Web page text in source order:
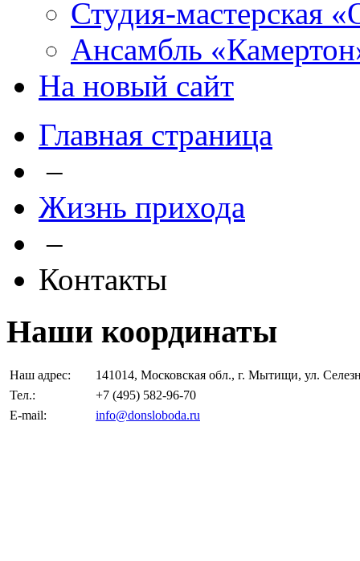
Студия-мастерская
Ансамбль
На новый сайт
Главная страница
–
Жизнь прихода
–
Контакты
Наши координаты
Наш адрес:
141014, Московская обл., г. Мытищи, ул.
Тел.:
+7 (495) 582-96-70
E-mail:
info@donsloboda.ru